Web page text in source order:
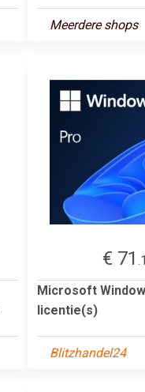
Meerdere shops
€ 71
Microsoft
licentie(s)
Blitzhandel24